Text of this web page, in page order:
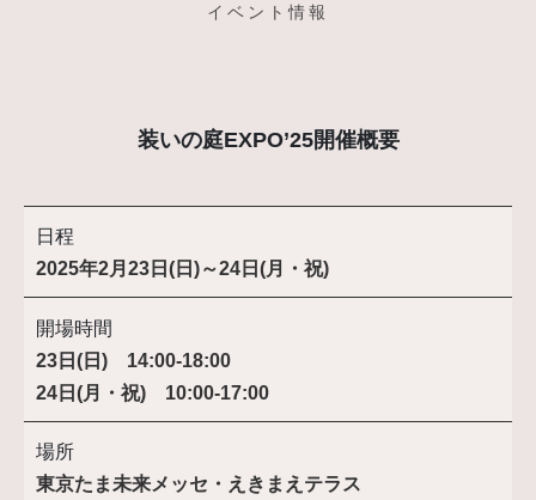
イベント情報
装いの庭EXPO’25開催概要
日程
2025年2月23日(日)～24日(月・祝)
開場時間
23日(日) 14:00-18:00
24日(月・祝) 10:00-17:00
場所
東京たま未来メッセ・えきまえテラス